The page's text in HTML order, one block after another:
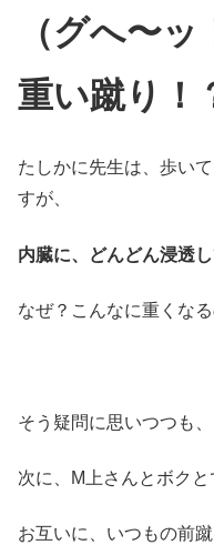
（グへ〜ッ
重い蹴り！
たしかに先生は、歩い
すが、
内臓に、どんどん浸透
なぜ？こんなに重くな
そう疑問に思いつつも、
次に、M上さんとボクと
お互いに、いつもの前